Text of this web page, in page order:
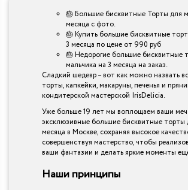
🎂 Большие бисквитные Торты для
месяца с фото.
🎂 Купить большие бисквитные
3 месяца по цене от 990 руб
🎂 Недорогие большие бисквитные
мальчика на 3 месяца на заказ.
Сладкий шедевр – вот как можно назвать
торты, капкейки, макаруны, печенья и
кондитерской мастерской IrisDelicia.
Уже больше 19 лет мы воплощаем ваши
эксклюзивные большие бисквитные торты
месяца в Москве, сохраняя высокое
совершенствуя мастерство, чтобы
ваши фантазии и делать яркие моменты
Наши принципы